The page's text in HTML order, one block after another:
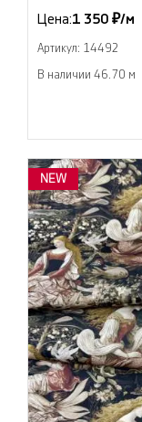
Цена:1 350 ₽/м
Артикул: 14492
В наличии 46.70 м
NEW